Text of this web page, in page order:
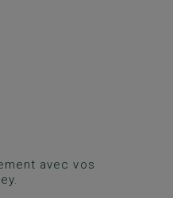
avec vos